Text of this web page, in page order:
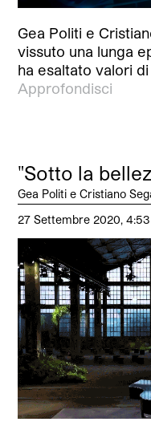
Gea Politi e
vissuto una lunga
ha esaltato valori
Approfondisci
"Sotto la
Gea Politi e Cristiano
27 Settembre 2020,